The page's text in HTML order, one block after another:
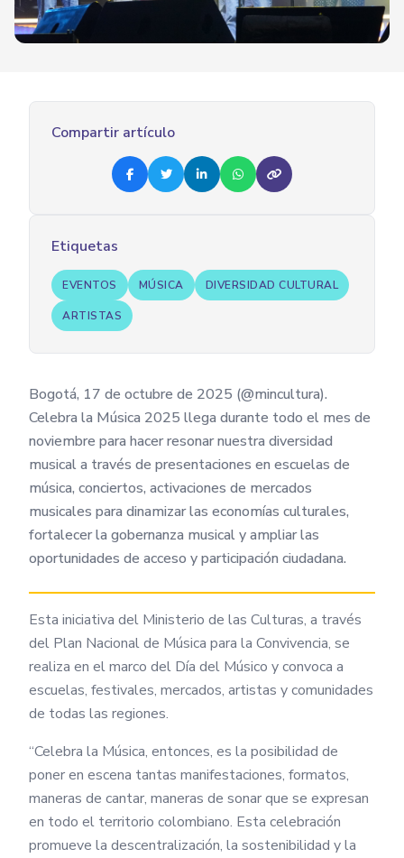
Bogotá, 17 de octubre de 2025 (@mincultura).
Celebra la Música 2025 llega durante todo el mes de
noviembre para hacer resonar nuestra diversidad
musical a través de presentaciones en escuelas de
música, conciertos, activaciones de mercados
musicales para dinamizar las economías culturales,
fortalecer la gobernanza musical y ampliar las
oportunidades de acceso y participación ciudadana.
Esta iniciativa del Ministerio de las Culturas, a través
del Plan Nacional de Música para la Convivencia, se
realiza en el marco del Día del Músico y convoca a
escuelas, festivales, mercados, artistas y comunidades
de todas las regiones.
“Celebra la Música, entonces, es la posibilidad de
poner en escena tantas manifestaciones, formatos,
maneras de cantar, maneras de sonar que se expresan
en todo el territorio colombiano. Esta celebración
promueve la descentralización, la sostenibilidad y la
Compartir artículo
Etiquetas
EVENTOS MÚSICA DIVERSIDAD CULTURAL
ARTISTAS